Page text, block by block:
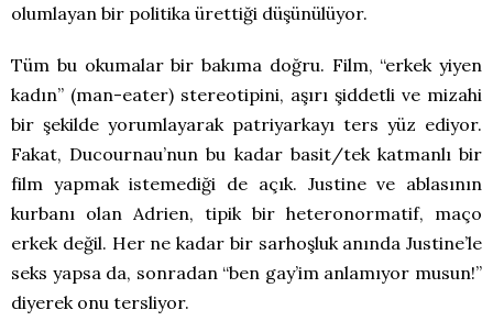
olumlayan bir politika ürettiği düşünülüyor.
Tüm bu okumalar bir bakıma doğru. Film, “erkek yiyen
kadın” (man-eater) stereotipini, aşırı şiddetli ve mizahi
bir şekilde yorumlayarak patriyarkayı ters yüz ediyor.
Fakat, Ducournau’nun bu kadar basit/tek katmanlı bir
film yapmak istemediği de açık. Justine ve ablasının
kurbanı olan Adrien, tipik bir heteronormatif, maço
erkek değil. Her ne kadar bir sarhoşluk anında Justine’le
seks yapsa da, sonradan “ben gay’im anlamıyor musun!”
diyerek onu tersliyor.